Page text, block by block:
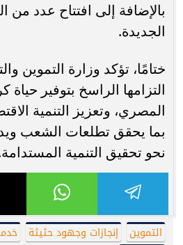
بالإضافة إلى افتتاح عدد
الجديدة.
ختامًا، تؤكد وزارة التموين
التزامها الراسخ بتوفير
المصري، وتعزيز التنمية
بما يحقق تطلعات الشعب
نحو تحقيق التنمية
التموين إنجازات وجهود حثيثة